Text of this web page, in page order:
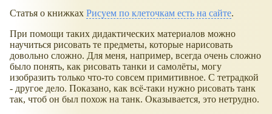
Статья о книжках Рисуем по клеточкам есть на сайте.
При помощи таких дидактических материалов можно
научиться рисовать те предметы, которые нарисовать
довольно сложно. Для меня, например, всегда очень сложно
было понять, как рисовать танки и самолёты, могу
изобразить только что-то совсем примитивное. С тетрадкой
- другое дело. Показано, как всё-таки нужно рисовать танк
так, чтоб он был похож на танк. Оказывается, это нетрудно.